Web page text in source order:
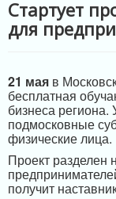
Стартует
для
21 мая в
бесплатная
бизнеса региона.
подмосковные
физические лица.
Проект разделен
получит